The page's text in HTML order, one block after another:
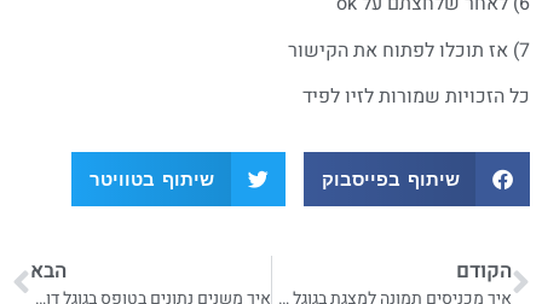
7) אז תוכלו לפתוח את הקישור
כל הזכויות שמורות לזיו לפיד
שיתוף בפייסבוק שיתוף בטוויטר
הקודם
איך מכניסים תמונה למצגת בגוגל דוקס
הבא
איך משנים נתונים בטופס בגוגל דוקס